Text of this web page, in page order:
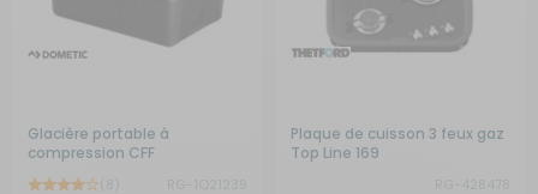
Glacière portable à
compression CFF
Plaque de cuisson 3 feux gaz
Top Line 169